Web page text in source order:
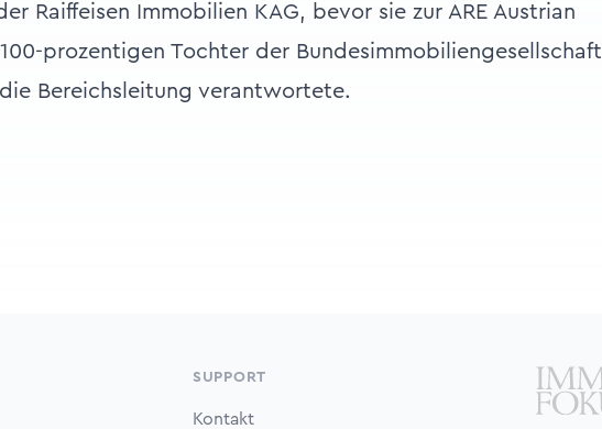
Raiffeisen Immobilien KAG, bevor sie zur ARE Austrian
prozentigen Tochter der Bundesimmobiliengesellschaft
Bereichsleitung verantwortete.
SUPPORT
Kontakt